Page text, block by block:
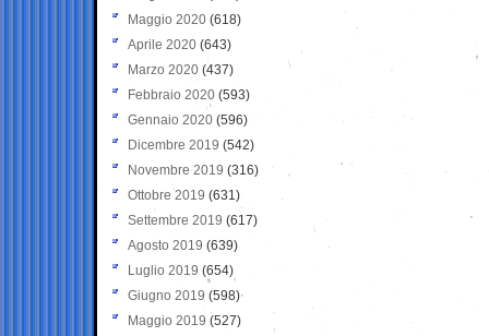
Maggio 2020 (618)
Aprile 2020 (643)
Marzo 2020 (437)
Febbraio 2020 (593)
Gennaio 2020 (596)
Dicembre 2019 (542)
Novembre 2019 (316)
Ottobre 2019 (631)
Settembre 2019 (617)
Agosto 2019 (639)
Luglio 2019 (654)
Giugno 2019 (598)
Maggio 2019 (527)